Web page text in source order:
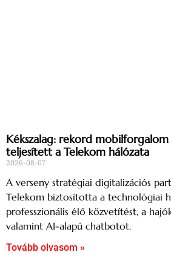
Kékszalag: rekord
teljesített a Telekom hálózata
2026-08-07
A verseny stratégiai digitalizációs
Telekom biztosította a technológiai
professzionális élő közvetítést, a
valamint AI-alapú chatbotot.
Tovább olvasom »